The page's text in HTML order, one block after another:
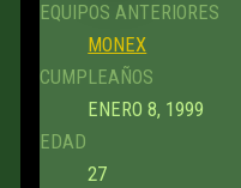
EQUIPOS ANTERIORES
MONEX
CUMPLEAÑOS
ENERO 8, 1999
EDAD
27